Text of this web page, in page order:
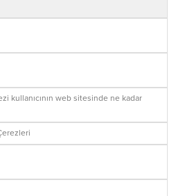
kullanıcının web sitesinde ne kadar